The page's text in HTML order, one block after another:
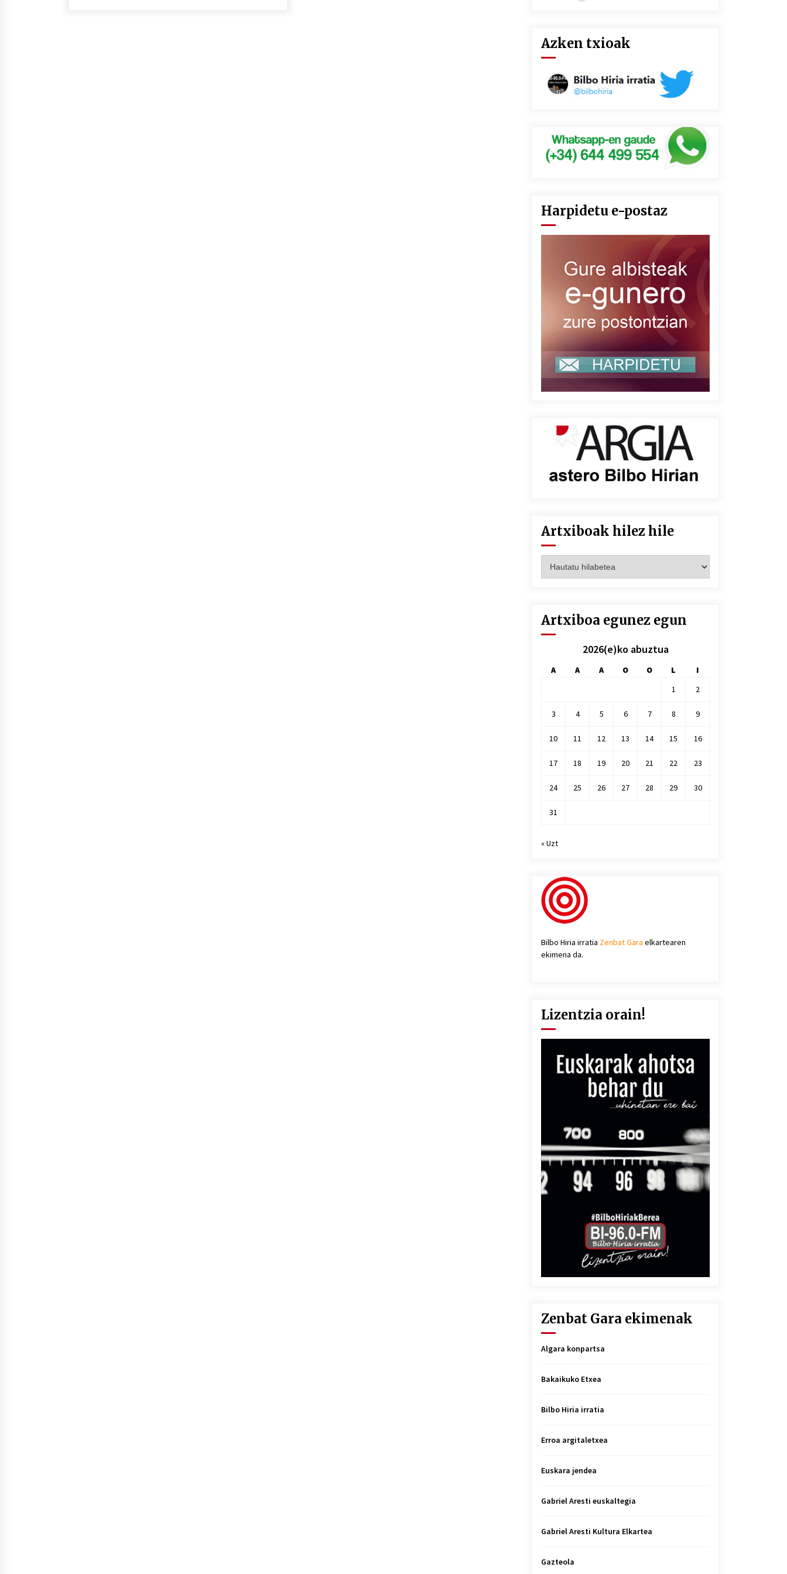
Azken txioak
Harpidetu e-postaz
Artxiboak hilez hile
hilez
Artxiboa egunez egun
2026(e)ko abuztua
A A A O O L
I
1
2
3 4 5 6 7 8 9
10 11 12 13 14 15 16
17 18 19 20 21 22 23
24 25 26 27 28 29 30
31
« Uzt
Bilbo Hiria irratia Zenbat Gara elkartearen
ekimena da.
Lizentzia orain!
Zenbat Gara ekimenak
Algara konpartsa
Bakaikuko Etxea
Bilbo Hiria irratia
Erroa argitaletxea
Euskara jendea
Gabriel Aresti euskaltegia
Gabriel Aresti Kultura Elkartea
Gazteola